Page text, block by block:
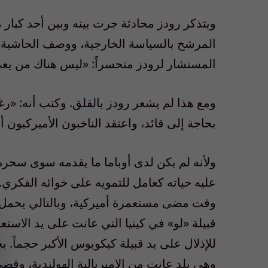
ويتذكر رودز محادثة جرت بينه وبين أحد
المرشح بالسياسة الخارجية، ووصف الحاشية
المستشار لرودز متحسراً: «ليس هناك من
ومع هذا لم يشعر رودز بالقلق. وكتب أنه:
بحاجة إلى قائد، واعتقد الناخبون الأميركيون
ولأنه لم يكن لدى أوباما ما يقدمه سوى
عليه حياته كعامل للتمويه على خوائه
وقت مضى مستعمرة أميركية، وبالتالي يحمل
قبيلة «لو» في كينيا التي عانت على يد
للإذلال على يد قبيلة كيكويوس الأكبر حجماً.
وهي بلد عانت من الإمبريالية الهولندية،